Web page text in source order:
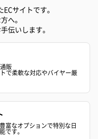
サイトです。
へ。
伝いします。
販
で柔軟な対応やバイヤー厳
富なオプションで特別な日
です。